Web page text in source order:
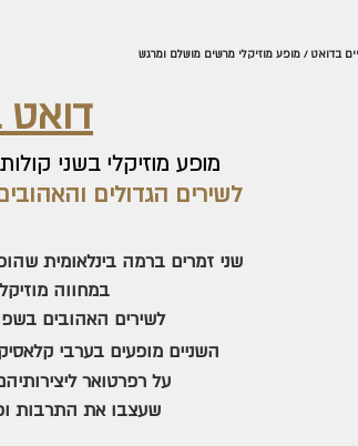
בדואט / מופע מוזיקלי מרשים מושלם ומרגש
דואט
מופע מוזיקלי בשני
לשירים הגדולים
שני זמרים ברמה בינלאומית
לשירים האהובים בשפות שונות ובהפקות מגוונות
השניים מופעים בערבי
על רפרטואר ליצירותיהם של גיבורי תרבות ישראלים
שעצבו את התרבות